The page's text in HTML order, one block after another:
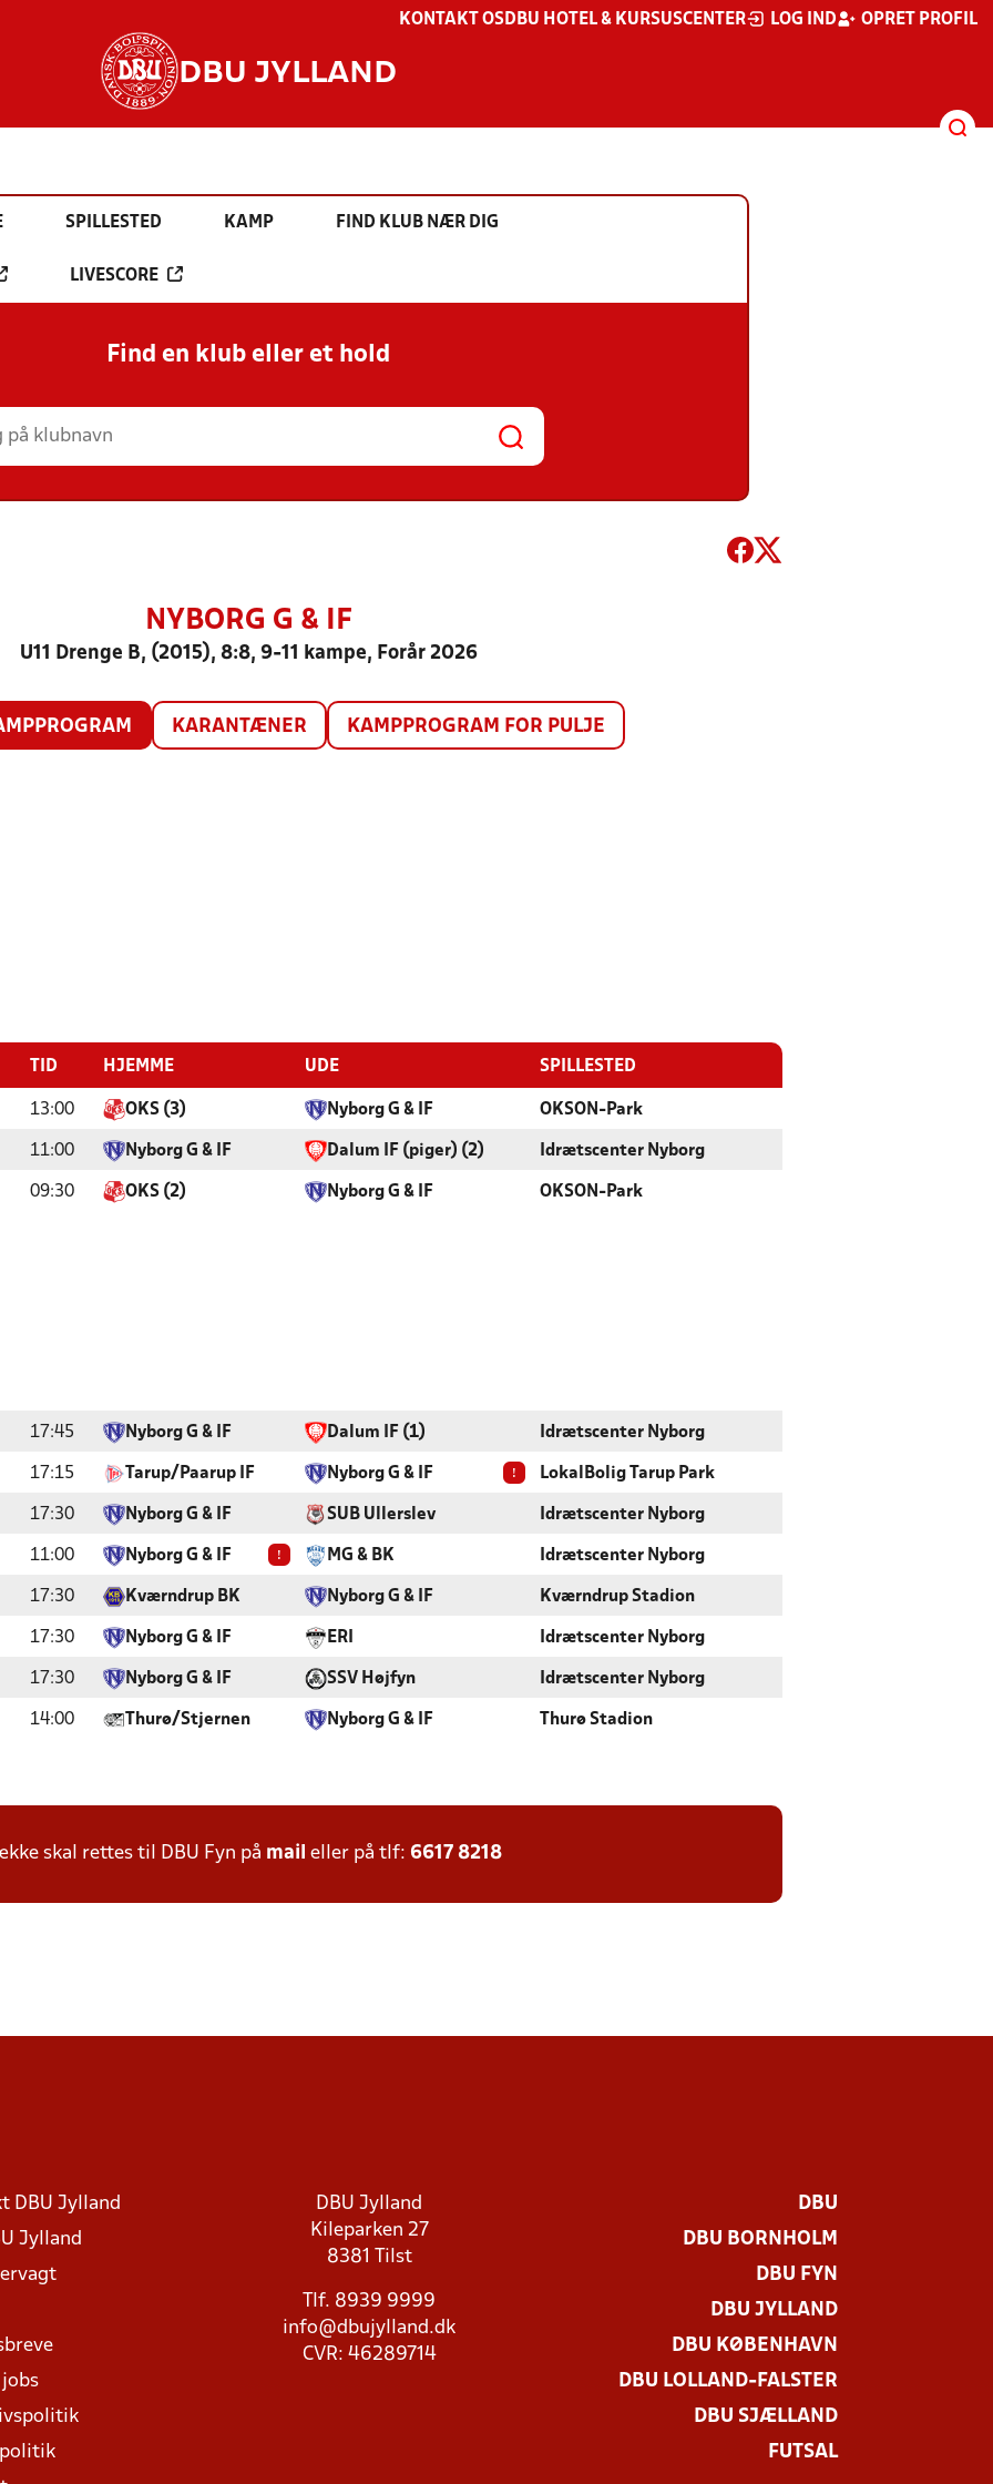
KONTAKT OS DBU HOTEL & KURSUSCENTER LOG IND OPRET PROFIL
DBU JYLLAND
SPILLESTED KAMP FIND KLUB NÆR DIG
LIVESCORE
Find en klub eller et hold
NYBORG G & IF
U11 Drenge B, (2015), 8:8, 9-11 kampe, Forår 2026
KARANTÆNER KAMPPROGRAM FOR PULJE
TID HJEMME UDE SPILLESTED
13:00 OKS (3) Nyborg G & IF OKSON-Park
11:00 Nyborg G & IF Dalum IF (piger) (2) Idrætscenter Nyborg
09:30 OKS (2) Nyborg G & IF OKSON-Park
17:45 Nyborg G & IF Dalum IF (1) Idrætscenter Nyborg
17:15 Tarup/Paarup IF Nyborg G & IF ! LokalBolig Tarup Park
17:30 Nyborg G & IF SUB Ullerslev Idrætscenter Nyborg
11:00 Nyborg G & IF ! MG & BK Idrætscenter Nyborg
17:30 Kværndrup BK Nyborg G & IF Kværndrup Stadion
17:30 Nyborg G & IF ERI Idrætscenter Nyborg
17:30 Nyborg G & IF SSV Højfyn Idrætscenter Nyborg
14:00 Thurø/Stjernen Nyborg G & IF Thurø Stadion
skal rettes til DBU Fyn på mail eller på tlf: 6617 8218
DBU Jylland
Jylland
jobs
DBU Jylland
Kileparken 27
8381 Tilst
Tlf. 8939 9999
info@dbujylland.dk
CVR: 46289714
DBU
DBU BORNHOLM
DBU FYN
DBU JYLLAND
DBU KØBENHAVN
DBU LOLLAND-FALSTER
DBU SJÆLLAND
FUTSAL